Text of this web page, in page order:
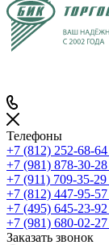
Телефоны
+7 (812) 252-68-64
+7 (981) 878-30-28
+7 (911) 709-35-29
+7 (812) 447-95-57
+7 (495) 645-23-92
+7 (981) 680-02-27
Заказать звонок